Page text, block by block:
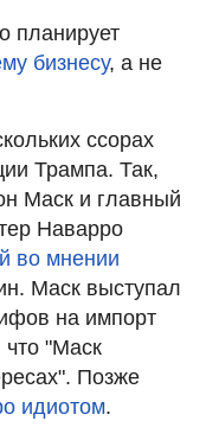
планирует
бизнесу, а не
ссорах
Трампа. Так,
Маск и главный
Наварро
во мнении
Маск выступал
на импорт
"Маск
Позже
идиотом.